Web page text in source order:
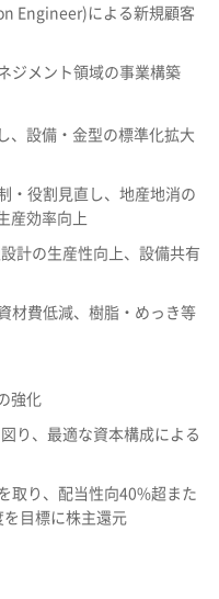
Engineer)による新規顧客
ジメント領域の事業構築
、設備・金型の標準化拡大
・役割見直し、地産地消の
産効率向上
計の生産性向上、設備共有
材費低減、樹脂・めっき等
強化
り、最適な資本構成による
取り、配当性向40%超また
目標に株主還元